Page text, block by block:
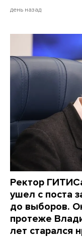
день назад
Ректор
ушел с поста
до выборов.
протеже
лет старался